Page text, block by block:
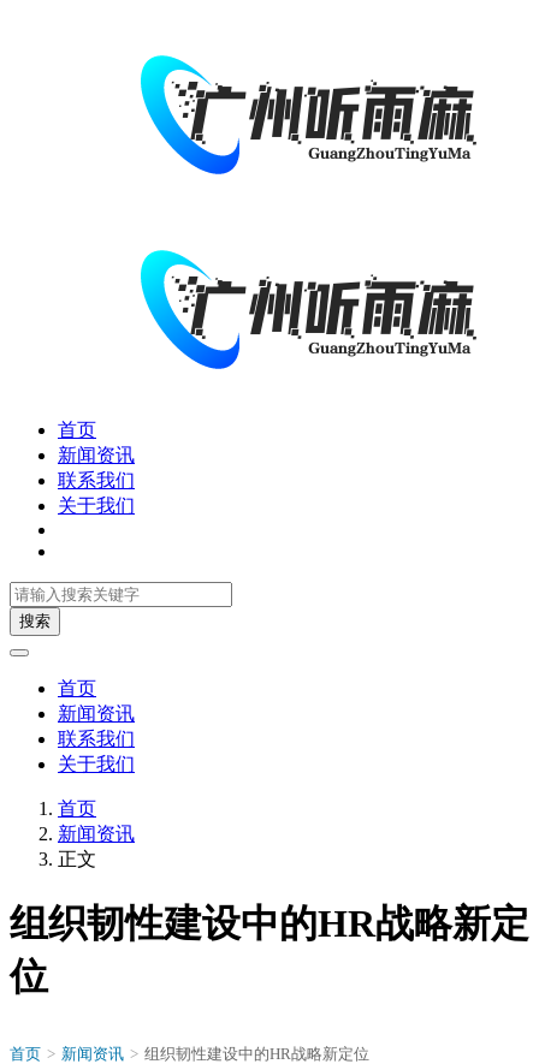
首页
新闻资讯
联系我们
关于我们
搜索
首页
新闻资讯
联系我们
关于我们
首页
新闻资讯
正文
组织韧性建设中的HR战略新定
位
首页 > 新闻资讯 > 组织韧性建设中的HR战略新定位